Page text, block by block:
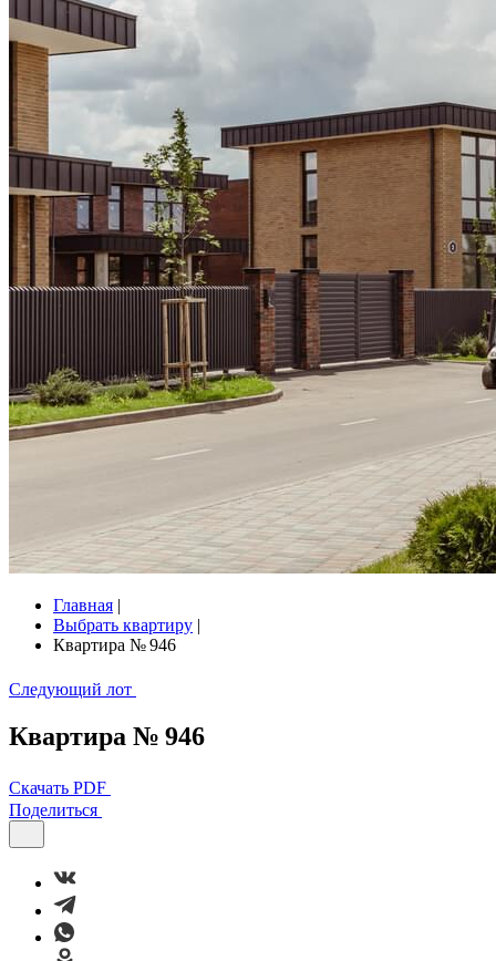
Главная |
Выбрать квартиру |
Квартира № 946
Следующий лот
Квартира № 946
Скачать PDF
Поделиться